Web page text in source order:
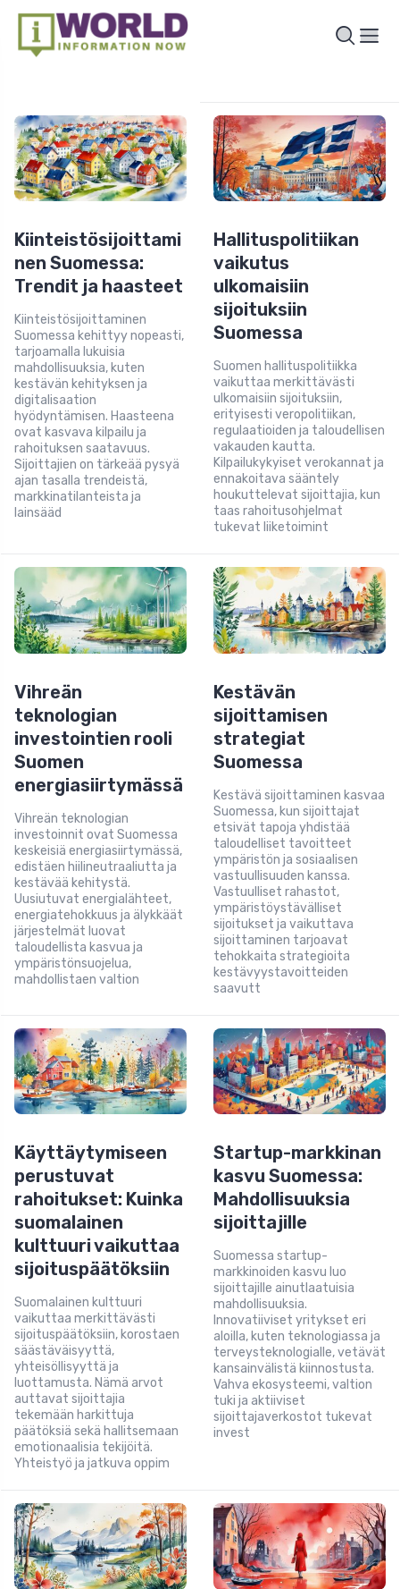
Kiinteistösijoittami
nen Suomessa:
Trendit ja haasteet
Kiinteistösijoittaminen
Suomessa kehittyy nopeasti,
tarjoamalla lukuisia
mahdollisuuksia, kuten
kestävän kehityksen ja
digitalisaation
hyödyntämisen. Haasteena
ovat kasvava kilpailu ja
rahoituksen saatavuus.
Sijoittajien on tärkeää pysyä
ajan tasalla trendeistä,
markkinatilanteista ja
lainsääd
Hallituspolitiikan
vaikutus
ulkomaisiin
sijoituksiin
Suomessa
Suomen hallituspolitiikka
vaikuttaa merkittävästi
ulkomaisiin sijoituksiin,
erityisesti veropolitiikan,
regulaatioiden ja taloudellisen
vakauden kautta.
Kilpailukykyiset verokannat ja
ennakoitava sääntely
houkuttelevat sijoittajia, kun
taas rahoitusohjelmat
tukevat liiketoimint
Vihreän
teknologian
investointien rooli
Suomen
energiasiirtymässä
Vihreän teknologian
investoinnit ovat Suomessa
keskeisiä energiasiirtymässä,
edistäen hiilineutraaliutta ja
kestävää kehitystä.
Uusiutuvat energialähteet,
energiatehokkuus ja älykkäät
järjestelmät luovat
taloudellista kasvua ja
ympäristönsuojelua,
mahdollistaen valtion
Kestävän
sijoittamisen
strategiat
Suomessa
Kestävä sijoittaminen kasvaa
Suomessa, kun sijoittajat
etsivät tapoja yhdistää
taloudelliset tavoitteet
ympäristön ja sosiaalisen
vastuullisuuden kanssa.
Vastuulliset rahastot,
ympäristöystävälliset
sijoitukset ja vaikuttava
sijoittaminen tarjoavat
tehokkaita strategioita
kestävyystavoitteiden
saavutt
Käyttäytymiseen
perustuvat
rahoitukset: Kuinka
suomalainen
kulttuuri vaikuttaa
sijoituspäätöksiin
Suomalainen kulttuuri
vaikuttaa merkittävästi
sijoituspäätöksiin, korostaen
säästäväisyyttä,
yhteisöllisyyttä ja
luottamusta. Nämä arvot
auttavat sijoittajia
tekemään harkittuja
päätöksiä sekä hallitsemaan
emotionaalisia tekijöitä.
Yhteistyö ja jatkuva oppim
Startup-markkinan
kasvu Suomessa:
Mahdollisuuksia
sijoittajille
Suomessa startup-
markkinoiden kasvu luo
sijoittajille ainutlaatuisia
mahdollisuuksia.
Innovatiiviset yritykset eri
aloilla, kuten teknologiassa ja
terveysteknologialle, vetävät
kansainvälistä kiinnostusta.
Vahva ekosysteemi, valtion
tuki ja aktiiviset
sijoittajaverkostot tukevat
invest